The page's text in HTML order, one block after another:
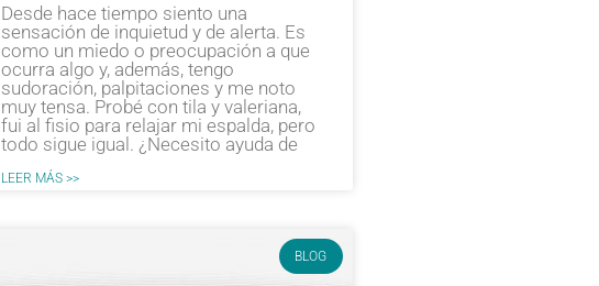
Desde hace tiempo siento una
sensación de inquietud y de alerta. Es
como un miedo o preocupación a que
ocurra algo y, además, tengo
sudoración, palpitaciones y me noto
muy tensa. Probé con tila y valeriana,
fui al fisio para relajar mi espalda, pero
todo sigue igual. ¿Necesito ayuda de
LEER MÁS >>
BLOG